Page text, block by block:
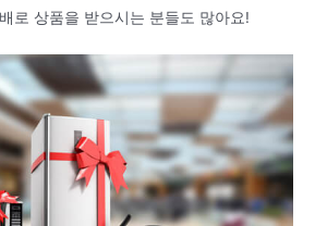
로 상품을 받으시는 분들도 많아요!